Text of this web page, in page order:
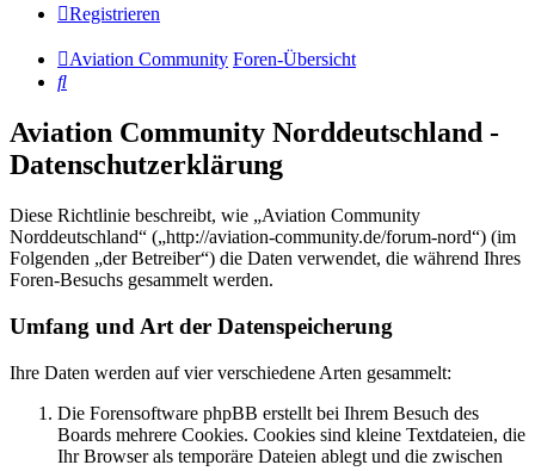
Registrieren
Aviation Community Foren-Übersicht
Suche
Aviation Community Norddeutschland -
Datenschutzerklärung
Diese Richtlinie beschreibt, wie „Aviation Community
Norddeutschland“ („http://aviation-community.de/forum-nord“) (im
Folgenden „der Betreiber“) die Daten verwendet, die während Ihres
Foren-Besuchs gesammelt werden.
Umfang und Art der Datenspeicherung
Ihre Daten werden auf vier verschiedene Arten gesammelt:
Die Forensoftware phpBB erstellt bei Ihrem Besuch des
Boards mehrere Cookies. Cookies sind kleine Textdateien, die
Ihr Browser als temporäre Dateien ablegt und die zwischen